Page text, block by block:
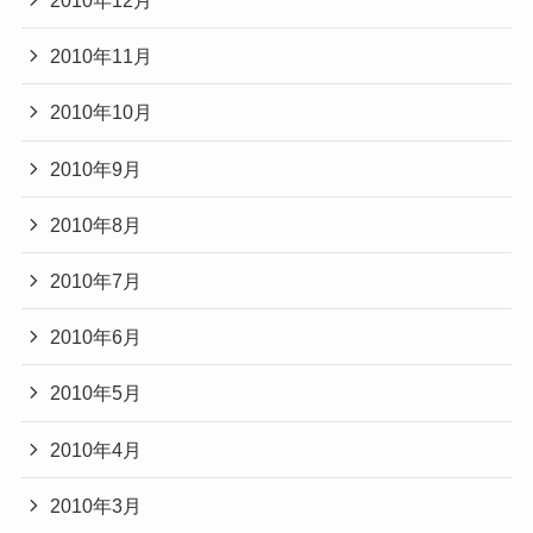
2010年11月
2010年10月
2010年9月
2010年8月
2010年7月
2010年6月
2010年5月
2010年4月
2010年3月